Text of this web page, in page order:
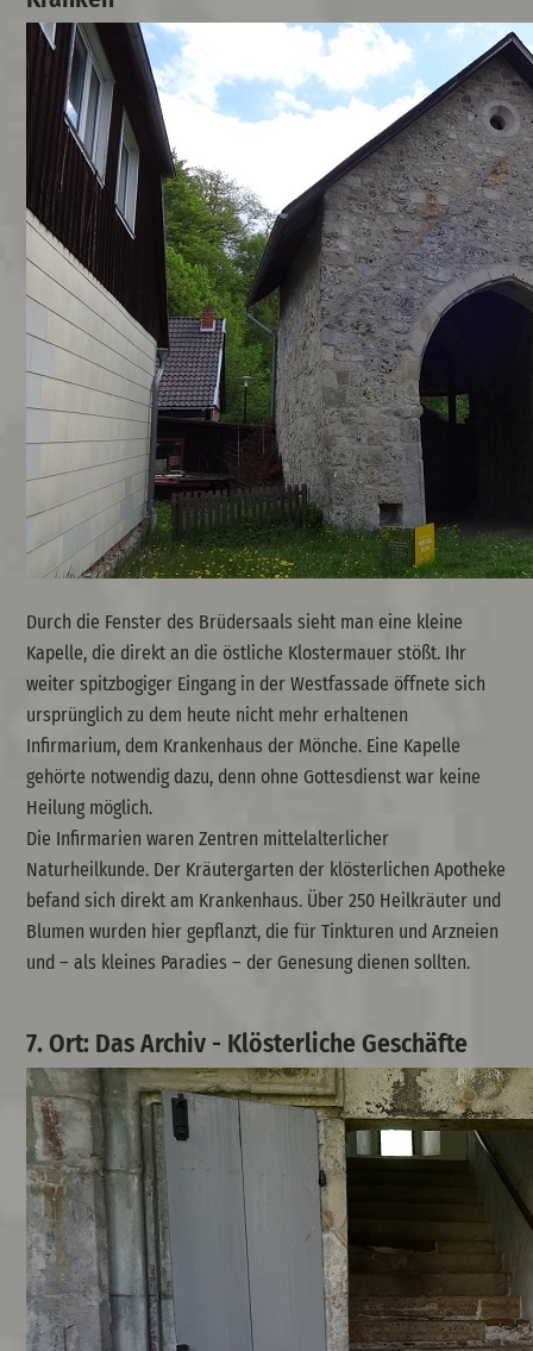
Durch die Fenster des Brüdersaals sieht man eine kleine
Kapelle, die direkt an die östliche Klostermauer stößt. Ihr
weiter spitzbogiger Eingang in der Westfassade öffnete sich
ursprünglich zu dem heute nicht mehr erhaltenen
Infirmarium, dem Krankenhaus der Mönche. Eine Kapelle
gehörte notwendig dazu, denn ohne Gottesdienst war keine
Heilung möglich.
Die Infirmarien waren Zentren mittelalterlicher
Naturheilkunde. Der Kräutergarten der klösterlichen Apotheke
befand sich direkt am Krankenhaus. Über 250 Heilkräuter und
Blumen wurden hier gepflanzt, die für Tinkturen und Arzneien
und – als kleines Paradies – der Genesung dienen sollten.
7. Ort: Das Archiv - Klösterliche Geschäfte